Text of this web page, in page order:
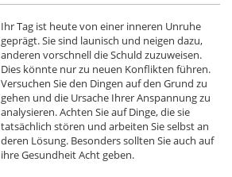
Ihr Tag ist heute von einer inneren Unruhe
geprägt. Sie sind launisch und neigen dazu,
anderen vorschnell die Schuld zuzuweisen.
Dies könnte nur zu neuen Konflikten führen.
Versuchen Sie den Dingen auf den Grund zu
gehen und die Ursache Ihrer Anspannung zu
analysieren. Achten Sie auf Dinge, die sie
tatsächlich stören und arbeiten Sie selbst an
deren Lösung. Besonders sollten Sie auch auf
ihre Gesundheit Acht geben.